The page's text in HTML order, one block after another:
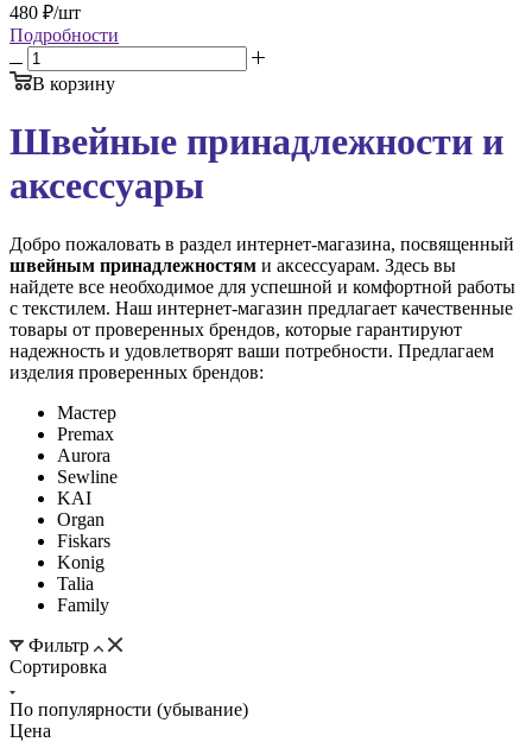
480 ₽/шт
Подробности
В корзину
Швейные принадлежности и
аксессуары
Добро пожаловать в раздел интернет-магазина, посвященный
швейным принадлежностям и аксессуарам. Здесь вы
найдете все необходимое для успешной и комфортной работы
с текстилем. Наш интернет-магазин предлагает качественные
товары от проверенных брендов, которые гарантируют
надежность и удовлетворят ваши потребности. Предлагаем
изделия проверенных брендов:
Мастер
Premax
Aurora
Sewline
KAI
Organ
Fiskars
Konig
Talia
Family
Фильтр
Сортировка
По популярности (убывание)
Цена